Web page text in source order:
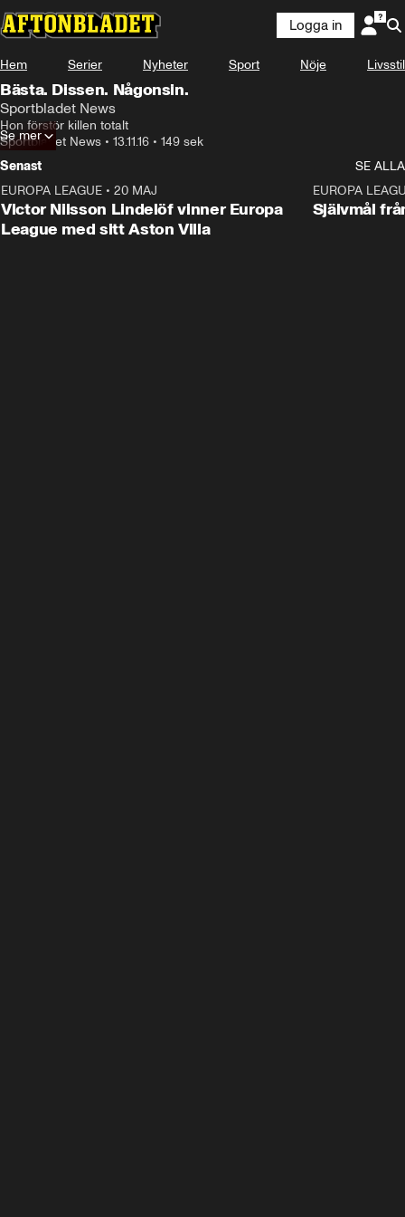
Logga in
Hem Serier Nyheter Sport Nöje Livsstil
Bästa. Dissen. Någonsin.
Sportbladet News
Hon förstör killen totalt
Sportbladet News • 13.11.16 • 149 sek
Se mer
Senast
SE ALLA
EUROPA LEAGUE • 20 MAJ
Victor Nilsson Lindelöf vinner Europa
League med sitt Aston Villa
EUROPA
Självmål